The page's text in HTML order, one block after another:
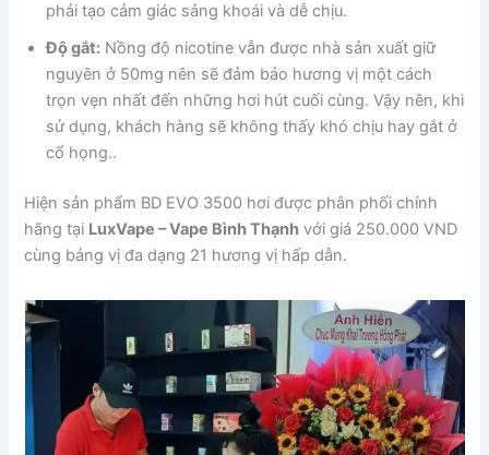
phải tạo cảm giác sảng khoái và dễ chịu.
Độ gắt: Nồng độ nicotine vẫn được nhà sản xuất giữ
nguyên ở 50mg nên sẽ đảm bảo hương vị một cách
trọn vẹn nhất đến những hơi hút cuối cùng. Vậy nên, khi
sử dụng, khách hàng sẽ không thấy khó chịu hay gắt ở
cổ họng..
Hiện sản phẩm BD EVO 3500 hơi được phân phối chính
hãng tại LuxVape – Vape Bình Thạnh với giá 250.000 VND
cùng bảng vị đa dạng 21 hương vị hấp dẫn.